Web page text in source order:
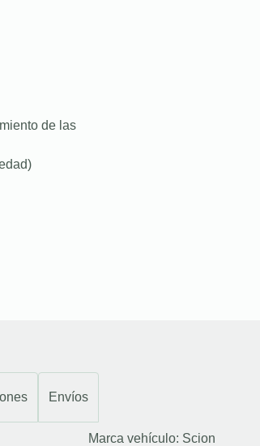
de las
Envíos
Marca vehículo: Scion